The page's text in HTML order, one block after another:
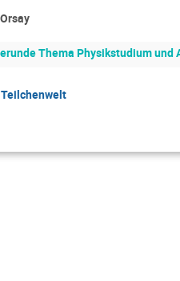
Thema Physikstudium